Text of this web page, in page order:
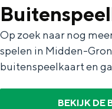
s
Op zoek naar nog
spelen in Midden-
buitenspeelkaart en
BEKIJK DE